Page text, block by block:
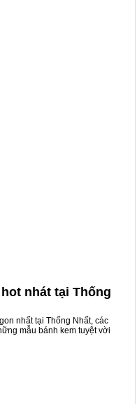
nhát tại Thống
nhất tại Thống Nhất, các
mẫu bánh kem tuyệt vời